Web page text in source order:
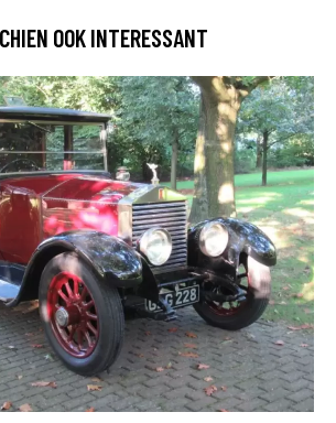
OOK INTERESSANT